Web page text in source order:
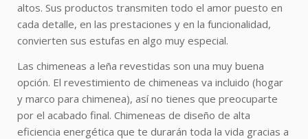
altos. Sus productos transmiten todo el amor puesto en
cada detalle, en las prestaciones y en la funcionalidad,
convierten sus estufas en algo muy especial.
Las chimeneas a leña revestidas son una muy buena
opción. El revestimiento de chimeneas va incluido (hogar
y marco para chimenea), así no tienes que preocuparte
por el acabado final. Chimeneas de diseño de alta
eficiencia energética que te durarán toda la vida gracias a